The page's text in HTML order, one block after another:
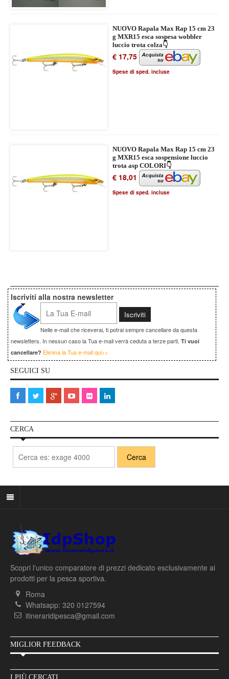
NUOVO Rapala Max Rap 15 cm 23
g MXR15 esca sospesa wobbler
luccio trota colza👇
€ 17,75
Spese di sped. incluse
NUOVO Rapala Max Rap 15 cm 23
g MXR15 esca sospensione luccio
trota asp COLORI👇
€ 18,01
Spese di sped. incluse
Iscriviti alla nostra newsletter
Nelle e-mail che riceverai, ti potrai sempre cancellare da questa
newsletters. In nessun caso la Tua e-mail verrà ceduta a terze parti. Ti vuoi
cancellare? Elimina la Tua e-mail qui>>
SEGUICI SU
CERCA
Scopri l'unico comparatore di prezzi dedicato esclusivamente ai
prodotti per la pesca sportiva.
Roma
Whatsapp: 320 0127594
itineraridipesca@gmail.com
MIGLIOR FEEDBACK
I PIÙ CERCATI